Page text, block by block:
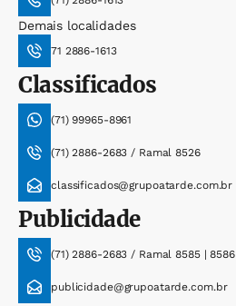
Demais localidades
71 2886-1613
Classificados
(71) 99965-8961
(71) 2886-2683 / Ramal 8526
classificados@grupoatarde.com.br
Publicidade
(71) 2886-2683 / Ramal 8585 | 8586
publicidade@grupoatarde.com.br